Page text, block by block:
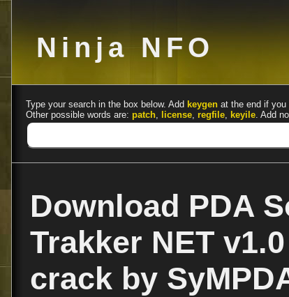
Ninja NFO
Type your search in the box below. Add keygen at the end if you
Other possible words are: patch, license, regfile, keyile. Add
Download PDA
Trakker NET
crack by